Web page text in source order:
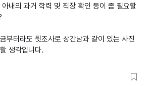
내의 과거 학력 및 직장 확인 등이 좀 필요할
부터라도 뒷조사로 상간남과 같이 있는 사진
생각입니다.